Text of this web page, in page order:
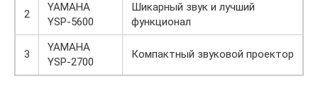
2
YAMAHA
YSP-5600
Шикарный звук и лучший
функционал
3
YAMAHA
YSP-2700
Компактный звуковой проектор